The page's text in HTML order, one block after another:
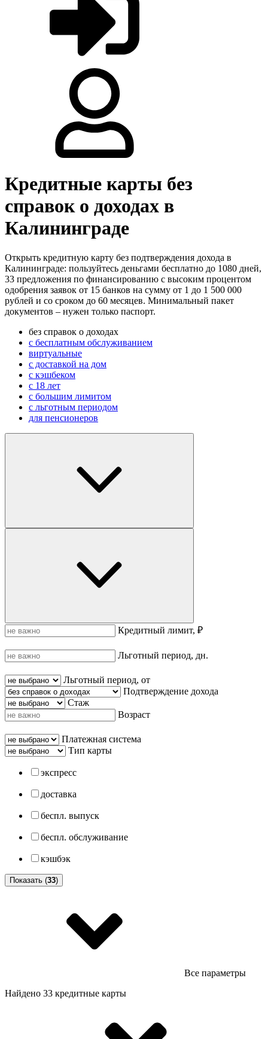
Кредитные карты без
справок о доходах в
Калининграде
Открыть кредитную карту без подтверждения дохода в
Калининграде: пользуйтесь деньгами бесплатно до 1080 дней,
33 предложения по финансированию с высоким процентом
одобрения заявок от 15 банков на сумму от 1 до 1 500 000
рублей и со сроком до 60 месяцев. Минимальный пакет
документов – нужен только паспорт.
без справок о доходах
с бесплатным обслуживанием
виртуальные
с доставкой на дом
с кэшбеком
с 18 лет
с большим лимитом
с льготным периодом
для пенсионеров
Кредитный лимит, ₽
Льготный период, дн.
Льготный период, от
Подтверждение дохода
Стаж
Возраст
Платежная система
Тип карты
экспресс
доставка
беспл. выпуск
беспл. обслуживание
кэшбэк
Показать (33)
Все параметры
Найдено 33 кредитные карты